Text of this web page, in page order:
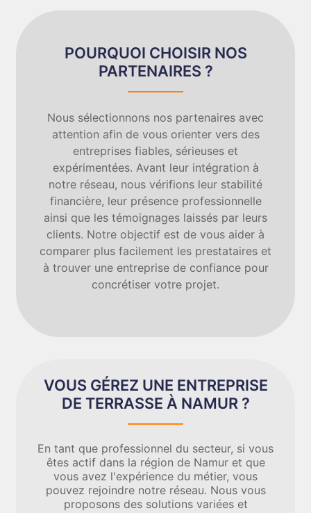
POURQUOI CHOISIR NOS
PARTENAIRES ?
Nous sélectionnons nos partenaires avec
attention afin de vous orienter vers des
entreprises fiables, sérieuses et
expérimentées. Avant leur intégration à
notre réseau, nous vérifions leur stabilité
financière, leur présence professionnelle
ainsi que les témoignages laissés par leurs
clients. Notre objectif est de vous aider à
comparer plus facilement les prestataires et
à trouver une entreprise de confiance pour
concrétiser votre projet.
VOUS GÉREZ UNE ENTREPRISE
DE TERRASSE À NAMUR ?
En tant que professionnel du secteur, si vous
êtes actif dans la région de Namur et que
vous avez l'expérience du métier, vous
pouvez rejoindre notre réseau. Nous vous
proposons des solutions variées et